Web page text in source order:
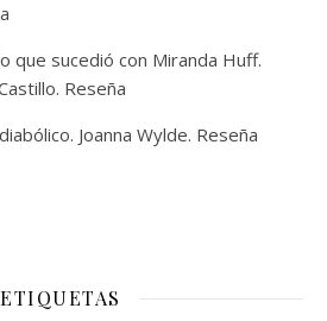
que sucedió con Miranda Huff.
Reseña
Joanna Wylde. Reseña
ETIQUETAS